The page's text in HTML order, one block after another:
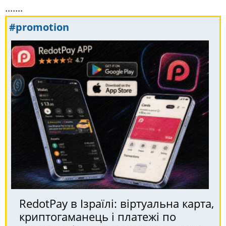
.......
#promotion
RedotPay в Ізраїлі: віртуальна карта,
криптогаманець і платежі по